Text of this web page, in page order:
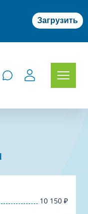
Загрузить
10 150 ₽